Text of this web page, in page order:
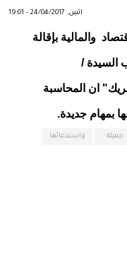
اثنين, 24/04/2017 - 19:01
والمالية بإقالة
السيدة /
ان المحاسبة
بمهام جديدة.
جميلة واستدعائها